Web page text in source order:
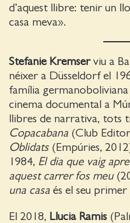
d’aquest llibre: tenir un
casa meva».
Stefanie Kremserviu a
néixer a Düsseldorf el
família germanoboliviana
cinema documental a
llibres de narrativa, tots
Copacabana (Club
Oblidats(Empúries,
1984, El dia que vaig
aquest carrer fos meu
una casa és el seu
El 2018, Llucia Ramis